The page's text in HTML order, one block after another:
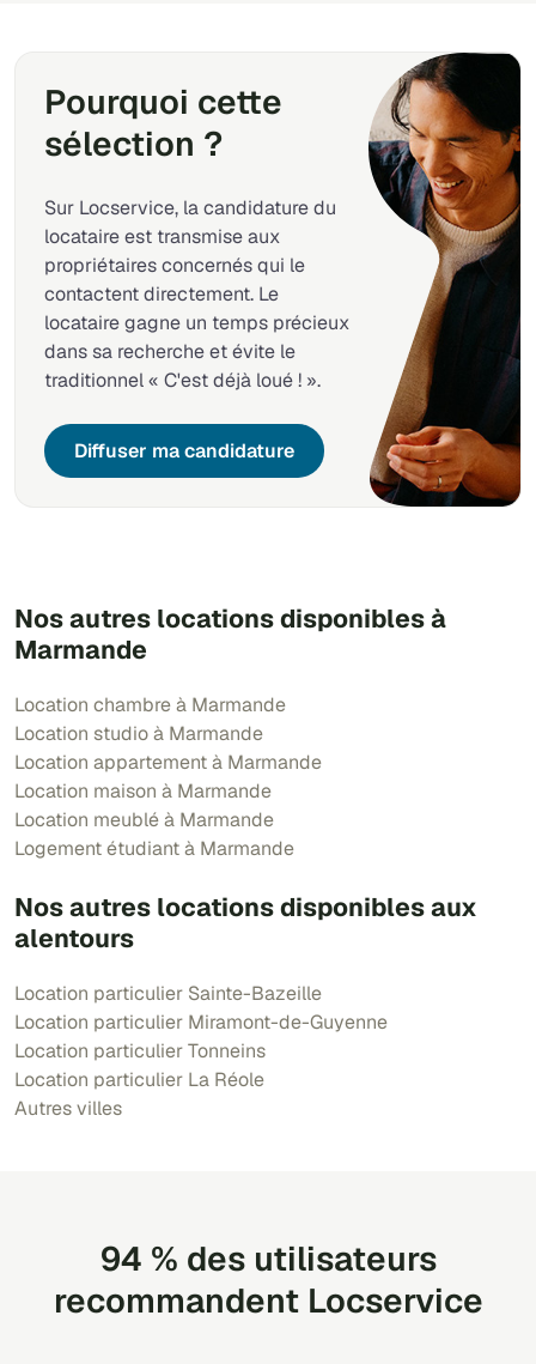
Pourquoi cette
sélection ?
Sur Locservice, la candidature du
locataire est transmise aux
propriétaires concernés qui le
contactent directement. Le
locataire gagne un temps précieux
dans sa recherche et évite le
traditionnel « C'est déjà loué ! ».
Diffuser ma candidature
Nos autres locations disponibles à
Marmande
Location chambre à Marmande
Location studio à Marmande
Location appartement à Marmande
Location maison à Marmande
Location meublé à Marmande
Logement étudiant à Marmande
Nos autres locations disponibles aux
alentours
Location particulier Sainte-Bazeille
Location particulier Miramont-de-Guyenne
Location particulier Tonneins
Location particulier La Réole
Autres villes
94 % des utilisateurs
recommandent Locservice